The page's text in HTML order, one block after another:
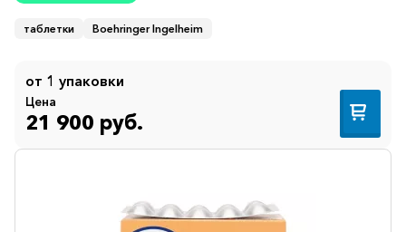
таблетки Boehringer Ingelheim
от 1 упаковки
Цена
21 900 руб.